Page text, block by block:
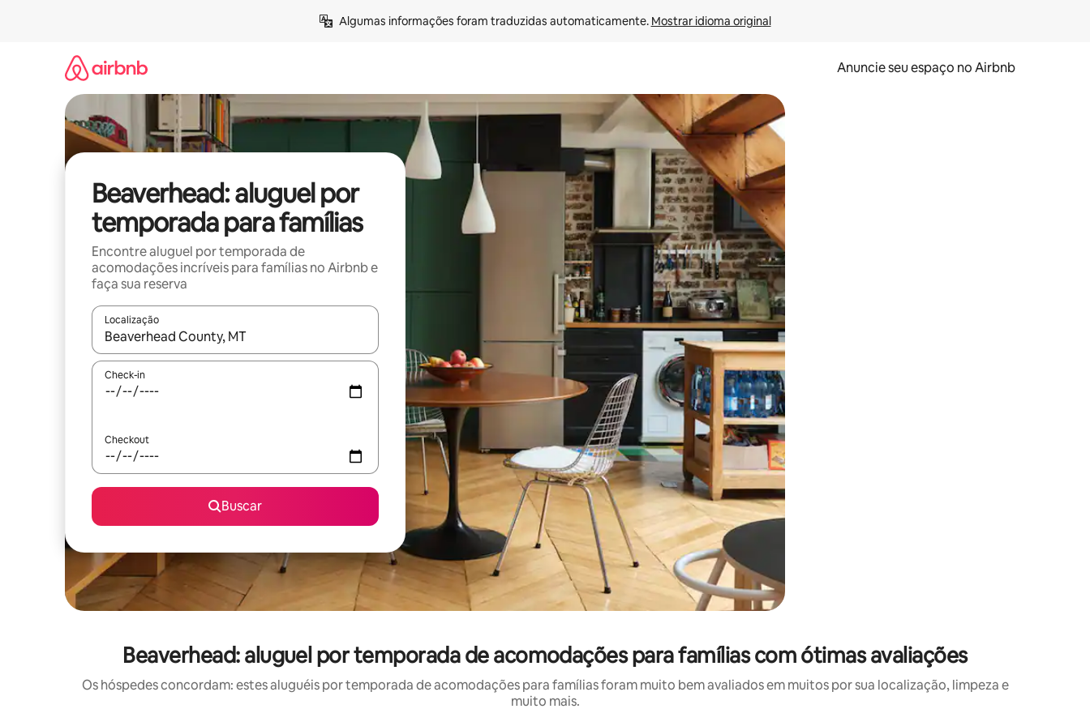
Algumas informações foram traduzidas automaticamente. Mostrar idioma original
Anuncie seu espaço no Airbnb
Beaverhead: aluguel por
temporada para famílias
Encontre aluguel por temporada de
acomodações incríveis para famílias no Airbnb e
faça sua reserva
Localização
Quando os resultados estiverem disponíveis, explore-os usando as seta para cima e para baixo do teclado ou tocando e deslizando o dedo na tela.
Check-in
Checkout
Buscar
Beaverhead: aluguel por temporada de acomodações para famílias com ótimas avaliações
Os hóspedes concordam: estes aluguéis por temporada de acomodações para famílias foram muito bem avaliados em muitos por sua localização, limpeza e
muito mais.